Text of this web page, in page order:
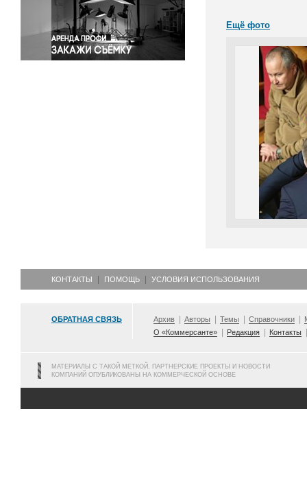
Экология
Экономика и бизнес
Ещё фото
КОНТАКТЫ ПОМОЩЬ УСЛОВИЯ ИСПОЛЬЗОВАНИЯ
ОБРАТНАЯ СВЯЗЬ Архив Авторы Темы Справочники
О «Коммерсанте»
Редакция Контакты
МАТЕРИАЛЫ С ТАКОЙ МЕТКОЙ, ПАРТНЕРСКИЕ ПРОЕКТЫ И НОВОСТИ
КОМПАНИЙ ОПУБЛИКОВАНЫ НА КОММЕРЧЕСКОЙ ОСНОВЕ